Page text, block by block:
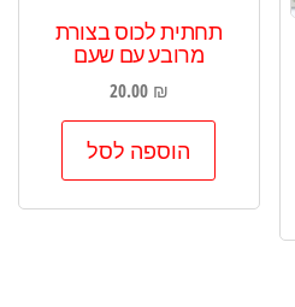
תחתית לכוס בצורת
מרובע עם שעם
20.00 ₪
הוספה לסל